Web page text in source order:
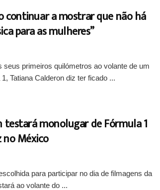
continuar a mostrar que não há
para as mulheres”
seus primeiros quilómetros ao volante de um
Tatiana Calderon diz ter ficado ...
testará monolugar de Fórmula 1
México
para participar no dia de filmagens da
ao volante do ...